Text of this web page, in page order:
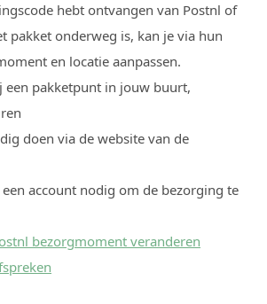
hebt ontvangen van Postnl of
pakket onderweg is, kan je via hun
en locatie aanpassen.
een pakketpunt in jouw buurt,
doen via de website van de
account nodig om de bezorging te
bezorgmoment veranderen